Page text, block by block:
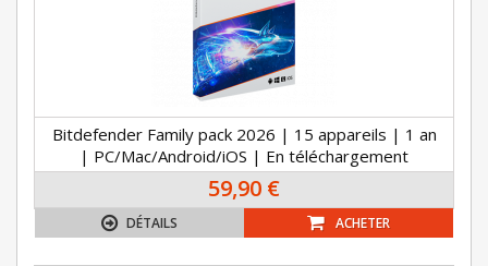
Bitdefender Family pack 2026 | 15 appareils | 1 an
| PC/Mac/Android/iOS | En téléchargement
59,90 €
DÉTAILS ACHETER